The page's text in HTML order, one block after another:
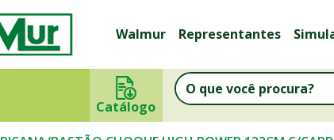
Walmur Representantes
Catálogo